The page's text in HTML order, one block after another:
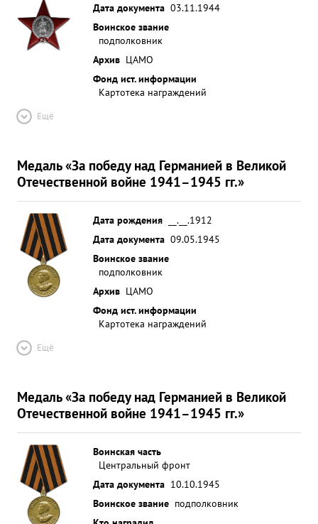
Дата документа 03.11.1944
Воинское звание
подполковник
Архив ЦАМО
Фонд ист. информации
Картотека награждений
Ещё
Медаль «За победу над Германией в Великой
Отечественной войне 1941–1945 гг.»
Дата рождения
__.__.1912
Дата документа 09.05.1945
Воинское звание
подполковник
Архив ЦАМО
Фонд ист. информации
Картотека награждений
Ещё
Медаль «За победу над Германией в Великой
Отечественной войне 1941–1945 гг.»
Воинская часть
Центральный фронт
Дата документа 10.10.1945
Воинское звание подполковник